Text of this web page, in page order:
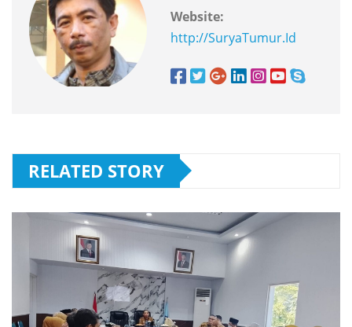
Website:
http://SuryaTumur.Id
RELATED STORY